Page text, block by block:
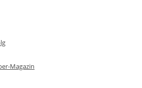
Magazin